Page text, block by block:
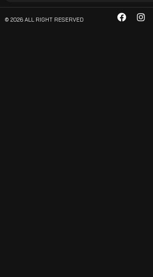
© 2026 ALL RIGHT RESERVED